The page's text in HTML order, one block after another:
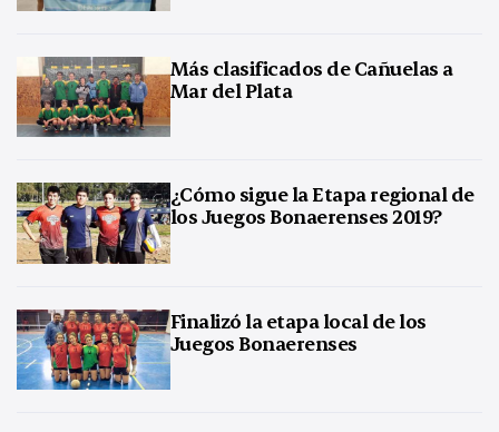
Más clasificados de Cañuelas a
Mar del Plata
¿Cómo sigue la Etapa regional de
los Juegos Bonaerenses 2019?
Finalizó la etapa local de los
Juegos Bonaerenses